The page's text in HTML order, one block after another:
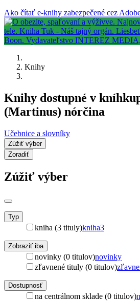
Ako čítať e-knihy zabezpečené cez
Knihy
Knihy dostupné v
(Martinus) nórčina
Učebnice a slovníky
Zúžiť výber
Zoradiť
Zúžiť výber
Typ
kniha (3 tituly)kniha3
Zobraziť iba
novinky (0 titulov)novinky
zľavnené tituly (0 titulov)
Dostupnosť
na centrálnom sklade (0 titulov)